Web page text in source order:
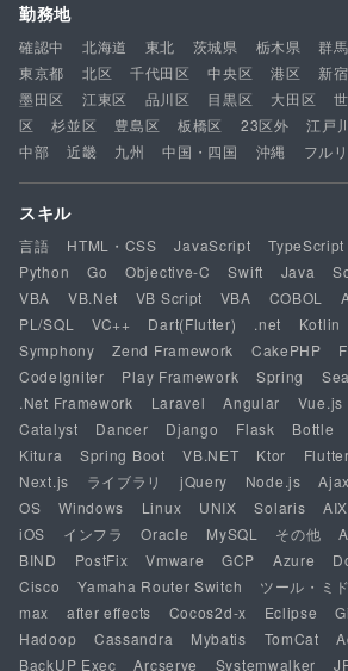
勤務地
確認中 北海道 東北 茨城県 栃木県 群
東京都
北区 千代田区 中央区 港区 新
墨田区
江東区 品川区 目黒区 大田区
区
杉並区 豊島区 板橋区 23区外 江戸
中部
近畿 九州 中国・四国 沖縄 フル
スキル
言語 HTML・CSS JavaScript TypeScript
Python
Go Objective-C Swift Java
VBA
VB.Net VB Script VBA COBOL
PL/SQL
VC++ Dart(Flutter) .net Kotlin
Symphony
Zend Framework CakePHP
CodeIgniter
Play Framework Spring
.Net Framework
Laravel Angular Vue.js
Catalyst
Dancer Django Flask Bottle
Kitura
Spring Boot VB.NET Ktor Flutter
Next.js
ライブラリ jQuery Node.js Ajax
OS
Windows Linux UNIX Solaris AIX
iOS
インフラ Oracle MySQL その他
BIND
PostFix Vmware GCP Azure
Cisco
Yamaha Router Switch ツール・ミ
max
after effects Cocos2d-x Eclipse
Hadoop
Cassandra Mybatis TomCat
BackUP Exec
Arcserve Systemwalker